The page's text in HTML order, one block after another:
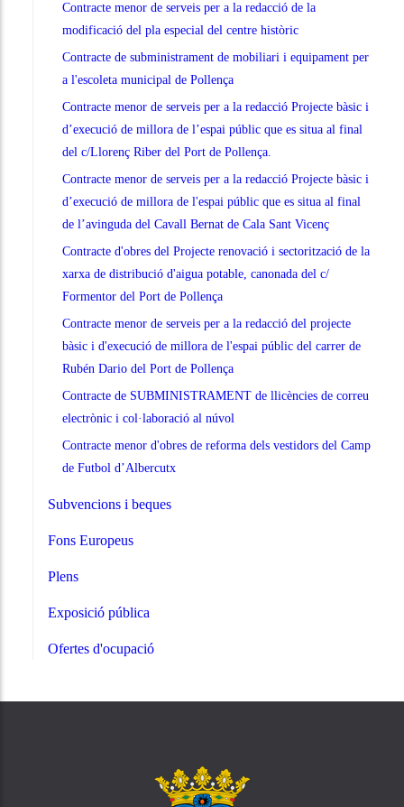
Contracte menor de serveis per a la redacció de la
modificació del pla especial del centre històric
Contracte de subministrament de mobiliari i equipament per
a l'escoleta municipal de Pollença
Contracte menor de serveis per a la redacció Projecte bàsic i
d’execució de millora de l’espai públic que es situa al final
del c/Llorenç Riber del Port de Pollença.
Contracte menor de serveis per a la redacció Projecte bàsic i
d’execució de millora de l'espai públic que es situa al final
de l’avinguda del Cavall Bernat de Cala Sant Vicenç
Contracte d'obres del Projecte renovació i sectorització de la
xarxa de distribució d'aigua potable, canonada del c/
Formentor del Port de Pollença
Contracte menor de serveis per a la redacció del projecte
bàsic i d'execució de millora de l'espai públic del carrer de
Rubén Dario del Port de Pollença
Contracte de SUBMINISTRAMENT de llicències de correu
electrònic i col·laboració al núvol
Contracte menor d'obres de reforma dels vestidors del Camp
de Futbol d’Albercutx
Subvencions i beques
Fons Europeus
Plens
Exposició pública
Ofertes d'ocupació